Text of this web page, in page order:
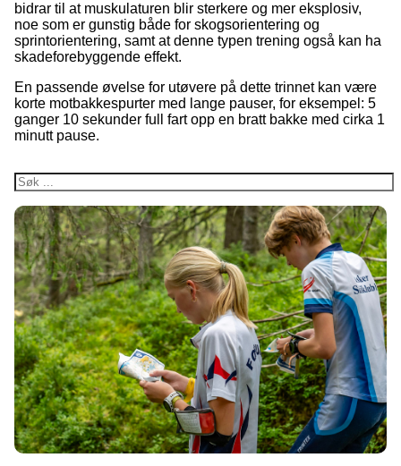
bidrar til at muskulaturen blir sterkere og mer eksplosiv,
noe som er gunstig både for skogsorientering og
sprintorientering, samt at denne typen trening også kan ha
skadeforebyggende effekt.
En passende øvelse for utøvere på dette trinnet kan være
korte motbakkespurter med lange pauser, for eksempel: 5
ganger 10 sekunder full fart opp en bratt bakke med cirka 1
minutt pause.